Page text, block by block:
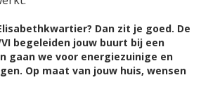
Dan zit je goed. De
begeleiden jouw buurt bij een
gaan we voor energiezuinige en
Op maat van jouw huis, wensen